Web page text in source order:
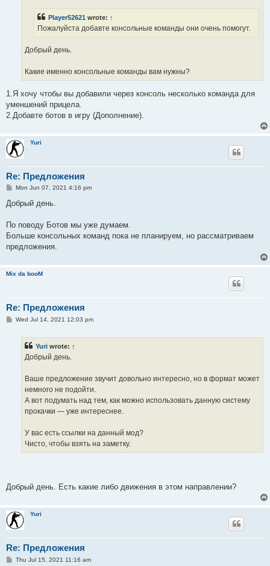
Player52621 wrote: ↑
Пожалуйста добавте консольные команды они очень помогут.
Добрый день.
Какие именно консольные команды вам нужны?
1.Я хочу чтобы вы добавили через консоль несколько команда для
уменшений прицела.
2.Добавте ботов в игру (Дополнение).
Yuri
Re: Предложения
P
s
Mon Jun 07, 2021 4:16 pm
Добрый день.
По поводу Ботов мы уже думаем.
Больше консольных команд пока не планируем, но рассматриваем
предложения.
Mix da booM
Re: Предложения
PWed Jul 14, 2021 12:03 pm
Yuri wrote: ↑
Добрый день.
Ваше предложение звучит довольно интересно, но в формат может
немного не подойти.
А вот подумать над тем, как можно использовать данную систему
прокачки — уже интереснее.
У вас есть ссылки на данный мод?
Чисто, чтобы взять на заметку.
Добрый день. Есть какие либо движения в этом направлении?
Yuri
Re: Предложения
PThu Jul 15, 2021 11:16 am